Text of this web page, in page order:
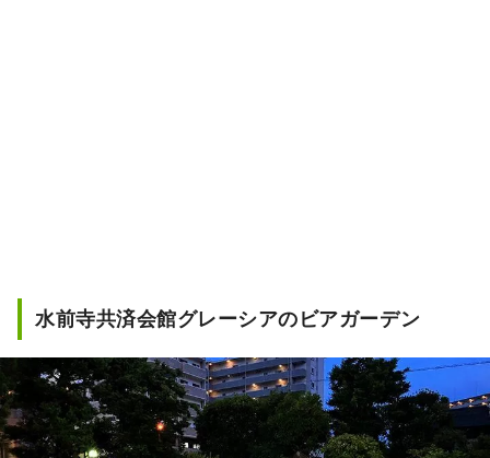
水前寺共済会館グレーシアのビアガーデン